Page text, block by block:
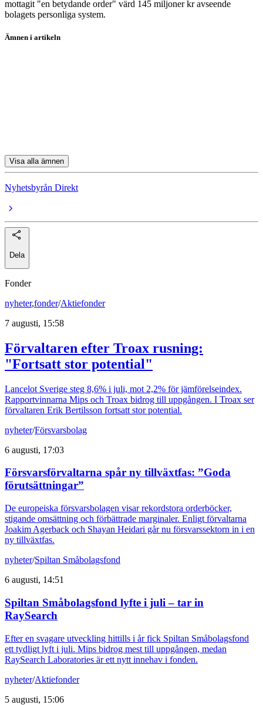
mottagit "en betydande order" värd 145 miljoner kr avseende
bolagets personliga system.
Ämnen i artikeln
Visa alla ämnen
Nyhetsbyrån Direkt
Dela
Fonder
nyheter,fonder/Aktiefonder
7 augusti, 15:58
Förvaltaren efter Troax rusning:
"Fortsatt stor potential"
Lancelot Sverige steg 8,6% i juli, mot 2,2% för jämförelseindex.
Rapportvinnarna Mips och Troax bidrog till uppgången. I Troax ser
förvaltaren Erik Bertilsson fortsatt stor potential.
nyheter/Försvarsbolag
6 augusti, 17:03
Försvarsförvaltarna spår ny tillväxtfas: ”Goda
förutsättningar”
De europeiska försvarsbolagen visar rekordstora orderböcker,
stigande omsättning och förbättrade marginaler. Enligt förvaltarna
Joakim Agerback och Shayan Heidari går nu försvarssektorn in i en
ny tillväxtfas.
nyheter/Spiltan Småbolagsfond
6 augusti, 14:51
Spiltan Småbolagsfond lyfte i juli – tar in
RaySearch
Efter en svagare utveckling hittills i år fick Spiltan Småbolagsfond
ett tydligt lyft i juli. Mips bidrog mest till uppgången, medan
RaySearch Laboratories är ett nytt innehav i fonden.
nyheter/Aktiefonder
5 augusti, 15:06